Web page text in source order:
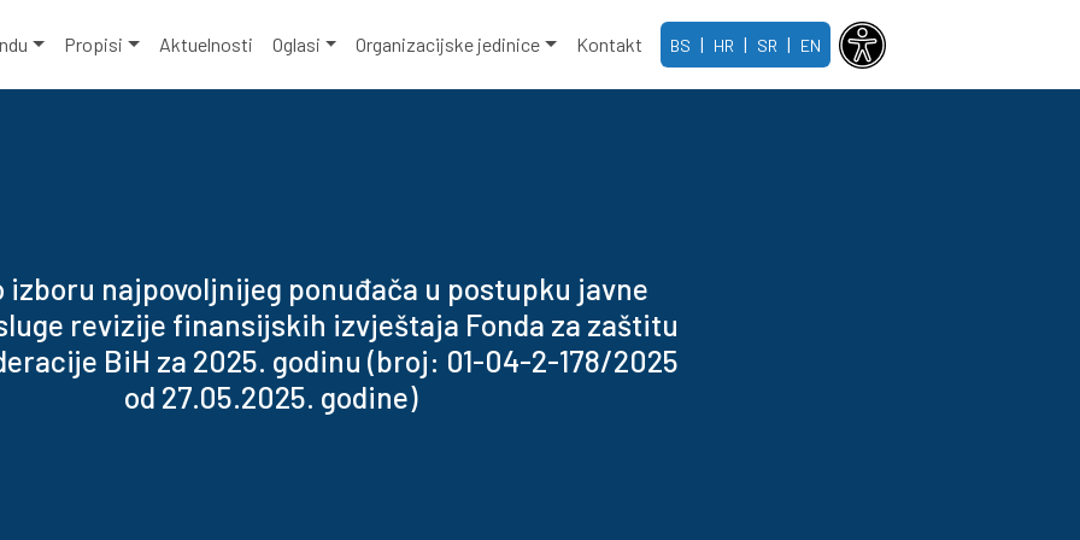
Propisi Aktuelnosti Oglasi Organizacijske jedinice Kontakt BS | HR | SR | EN
izboru najpovoljnijeg ponuđača u postupku javne
revizije finansijskih izvještaja Fonda za zaštitu
BiH za 2025. godinu (broj: 01-04-2-178/2025
od 27.05.2025. godine)